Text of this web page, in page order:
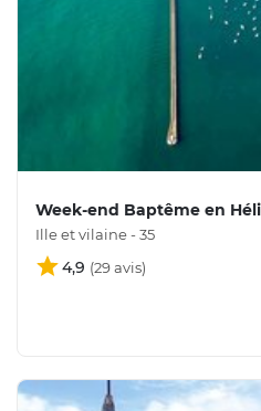
Week-end Baptême en
Ille et vilaine - 35
4,9